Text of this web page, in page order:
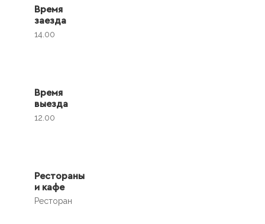
Время
заезда
14.00
Время
выезда
12.00
Рестораны
и кафе
Ресторан